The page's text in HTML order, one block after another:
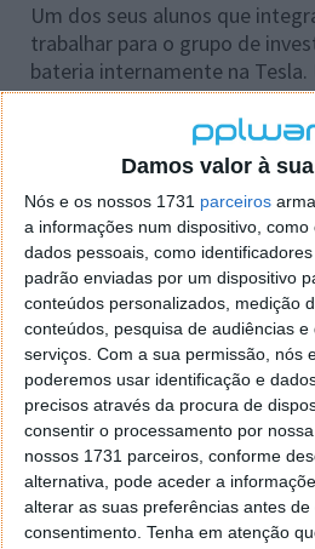
Damos valor à
Nós e os nossos 1731 parceiros
a informações num dispositivo,
dados pessoais, como
padrão enviadas por um dispositivo
conteúdos personalizados, medição
conteúdos, pesquisa de audiências
serviços. Com a sua permissão, nós
poderemos usar identificação e
precisos através da procura de
consentir o processamento por
nossos 1731 parceiros, conforme
alternativa, pode aceder a
alterar as suas preferências antes
consentimento. Tenha em atenção
Um dos seus alunos que
trabalhar para o grupo de
bateria internamente na
empresa para comercialização
teste de células de bateria que
lista de clientes inclui Tesla,
GM, 24M e muitos outros
baterias.
Na descrição do
CRSNG (Conselho de
Naturais e Engenharia
conseguir fundos do
escrevi que o objetivo
a vida útil das células
Tesla na mesma
Excedemos isso no 1º
objetivo do projeto e já
vamos parar, temos
para a investigação.